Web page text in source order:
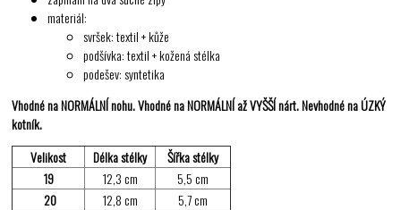
materiál:
svršek: textil + kůže
podšívka: textil + kožená stélka
podešev: syntetika
Vhodné na NORMÁLNÍ nohu. Vhodné na NORMÁLNÍ až VYŠŠÍ nárt. Nevhodné na ÚZKÝ
kotník.
Velikost
Délka stélky
Šířka stélky
19
12,3 cm
5,5 cm
20
12,8 cm
5,7 cm